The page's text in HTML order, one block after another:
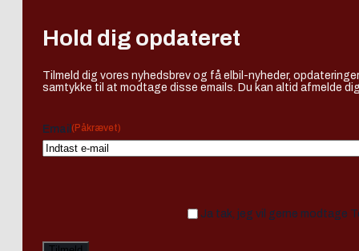
Hold dig opdateret
Tilmeld dig vores nyhedsbrev og få elbil-nyheder,
samtykke til at modtage disse emails. Du kan altid afmelde
Email (Påkrævet)
Ja tak, jeg vil gerne modtage